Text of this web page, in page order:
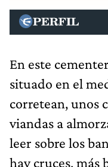
En este
situado en el
corretean, unos
viandas a
leer sobre los
hay cruces, más